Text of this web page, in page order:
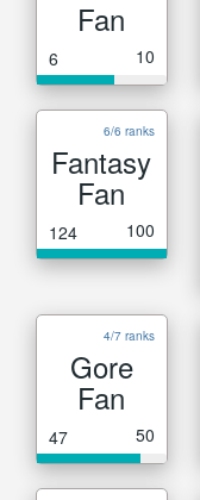
Fan
6 10
6/6 ranks
Fantasy
Fan
124 100
4/7 ranks
Gore
Fan
47 50